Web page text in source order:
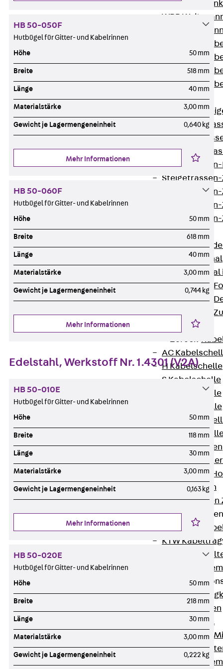
WL
WPR
WLR
Steigetrassen
Zurück
STU
ST
LGG
Steigetrassen-
Bodenkanäle
Zurück
BK Bodenkanal
KLK
Bodenkanal-
Bodenkanal-
Bodenkanal-
Kabelschellen
Zurück
AC
H Kabelschelle
S Kabelschelle
B Kabelschelle
U Kabelschelle
RU
W
HK Kabelhaken
KH Kabelhalter
Hohlleiter-/
Kabelwannen
Kabelschellen
Zurück
KTW
KBH
Zurück
Wandkonsolen
Deckenbügel
Zentral- und
W-Profil-
U-Stiel-System
HB 50-050F
Hutbügel für Gitter- und Kabelrinnen
Höhe 50 mm
Breite 518 mm
Länge 40 mm
Materialstärke 3,00 mm
Gewicht je Lagermengeneinheit 0,640 kg
Mehr Informationen
HB 50-060F
Hutbügel für Gitter- und Kabelrinnen
Höhe 50 mm
Breite 618 mm
Länge 40 mm
Materialstärke 3,00 mm
Gewicht je Lagermengeneinheit 0,744 kg
Mehr Informationen
Edelstahl, Werkstoff Nr. 1.4301 (V2A)
HB 50-010E
Hutbügel für Gitter- und Kabelrinnen
Höhe 50 mm
Breite 118 mm
Länge 30 mm
Materialstärke 3,00 mm
Gewicht je Lagermengeneinheit 0,163 kg
Mehr Informationen
HB 50-020E
Hutbügel für Gitter- und Kabelrinnen
Höhe 50 mm
Breite 218 mm
Länge 30 mm
Materialstärke 3,00 mm
Gewicht je Lagermengeneinheit 0,222 kg